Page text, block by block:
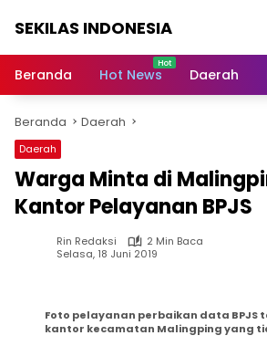
SEKILAS INDONESIA
Terkini,
Latest
World,
Headlines,
News
Today
Beranda Hot News Daerah
Beranda Daerah
Daerah
Warga Minta di
Kantor Pelayanan BPJS
Rin Redaksi
2 Min Baca
Selasa, 18 Juni 2019
Foto pelayanan perbaikan data BPJS
kantor kecamatan Malingping yang